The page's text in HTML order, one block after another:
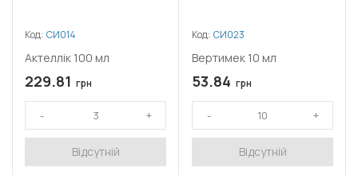
Код: СИ014
Актеллік 100 мл
229.81 грн
Відсутній
Код: СИ023
Вертимек 10 мл
53.84 грн
Відсутній